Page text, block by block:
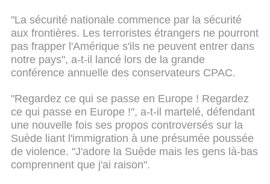
"La sécurité nationale commence par la sécurité
aux frontières. Les terroristes étrangers ne pourront
pas frapper l'Amérique s'ils ne peuvent entrer dans
notre pays", a-t-il lancé lors de la grande
conférence annuelle des conservateurs CPAC.
"Regardez ce qui se passe en Europe ! Regardez
ce qui passe en Europe !", a-t-il martelé, défendant
une nouvelle fois ses propos controversés sur la
Suède liant l'immigration à une présumée poussée
de violence. "J'adore la Suède mais les gens là-bas
comprennent que j'ai raison".